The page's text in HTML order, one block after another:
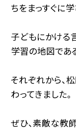
ちをまっすぐに
子どもにかける
学習の地図であ
それぞれから、
わってきました。
ぜひ、素敵な教